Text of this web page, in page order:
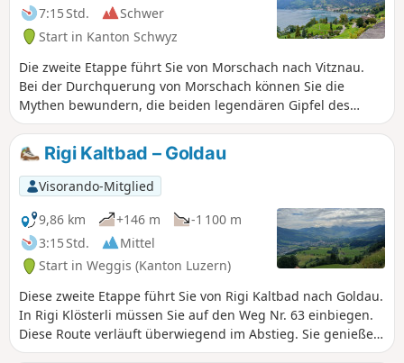
7:15 Std.
Schwer
Start in Kanton Schwyz
Die zweite Etappe führt Sie von Morschach nach Vitznau.
Bei der Durchquerung von Morschach können Sie die
Mythen bewundern, die beiden legendären Gipfel des
Kantons Schwyz. Diese Route bietet zahlreiche
Aussichtspunkte auf den See und die ihn umgebenden
Bergketten. In Brunnen verlassen Sie den Urnersee und
folgen dem Ufer des Vierwaldstättersees. Sie machen Halt
im charmanten Dorf Vitznau, dem Ausgangspunkt der
kleinen Bahn, die zum berühmten Gipfel der Rigi
hinauffährt.
Rigi Kaltbad – Goldau
Visorando-Mitglied
9,86 km
+146 m
-1 100 m
3:15 Std.
Mittel
Start in Weggis (Kanton Luzern)
Diese zweite Etappe führt Sie von Rigi Kaltbad nach Goldau.
In Rigi Klösterli müssen Sie auf den Weg Nr. 63 einbiegen.
Diese Route verläuft überwiegend im Abstieg. Sie genießen
einen Blick auf den Zuger- und den Lauerzer See.